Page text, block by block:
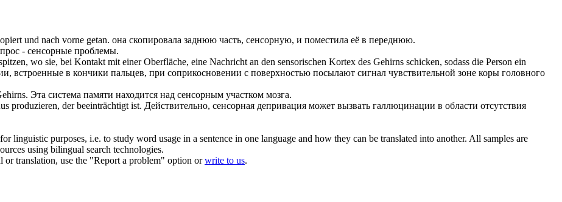
und nach vorne getan. она скопировала заднюю часть, сенсорную, и поместила её в переднюю.
- сенсорные проблемы.
wo sie, bei Kontakt mit einer Oberfläche, eine Nachricht an den sensorischen Kortex des Gehirns schicken, sodass die Person ein
встроенные в кончики пальцев, при соприкосновении с поверхностью посылают сигнал чувствительной зоне коры головного
Эта система памяти находится над сенсорным участком мозга.
produzieren, der beeinträchtigt ist. Действительно, сенсорная депривация может вызвать галлюцинации в области отсутствия
linguistic purposes, i.e. to study word usage in a sentence in one language and how they can be translated into another. All samples are
using bilingual search technologies.
translation, use the "Report a problem" option orwrite to us.